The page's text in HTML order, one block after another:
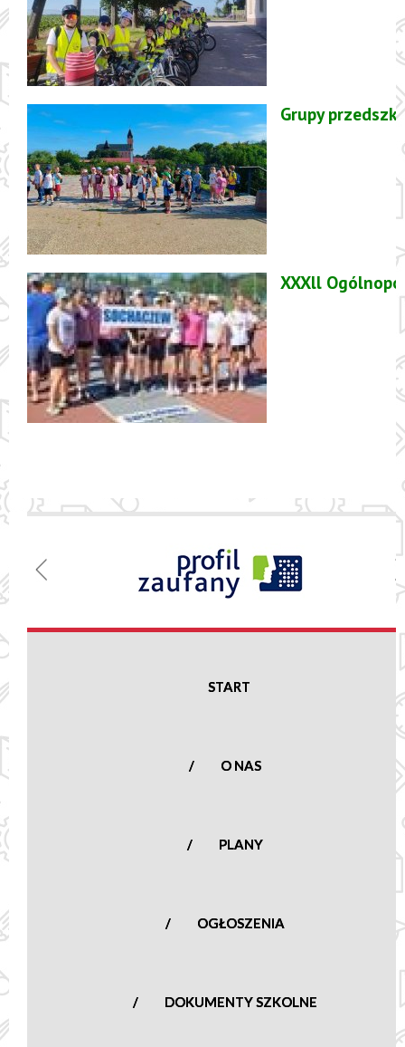
Grupy
XXXll
(46) 861 23
START
O NAS
PLANY
OGŁOSZENIA
DOKUMENTY SZKOLNE